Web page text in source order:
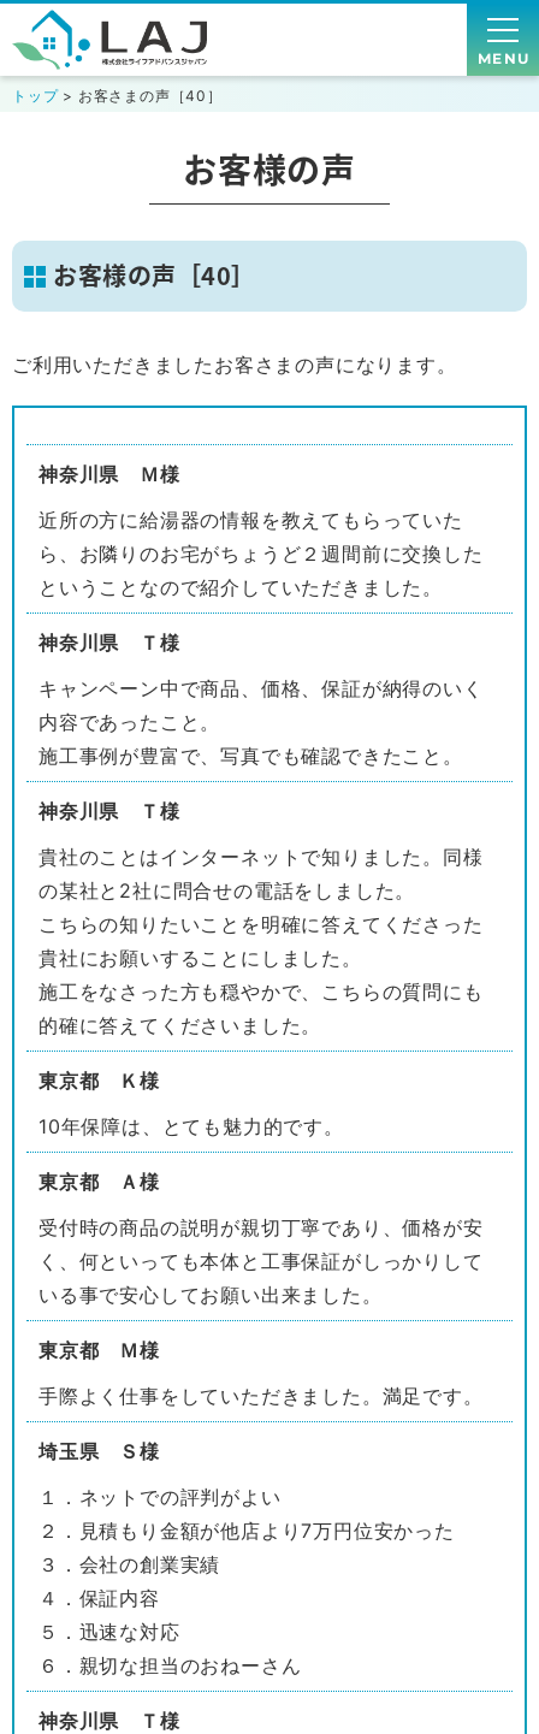
MENU
トップ> お客さまの声［40］
お客様の声
お客様の声［40］
ご利用いただきましたお客さまの声になります。
神奈川県 Ｍ様
近所の方に給湯器の情報を教えてもらっていた
ら、お隣りのお宅がちょうど２週間前に交換した
ということなので紹介していただきました。
神奈川県 Ｔ様
キャンペーン中で商品、価格、保証が納得のいく
内容であったこと。
施工事例が豊富で、写真でも確認できたこと。
神奈川県 Ｔ様
貴社のことはインターネットで知りました。同様
の某社と2社に問合せの電話をしました。
こちらの知りたいことを明確に答えてくださった
貴社にお願いすることにしました。
施工をなさった方も穏やかで、こちらの質問にも
的確に答えてくださいました。
東京都 Ｋ様
10年保障は、とても魅力的です。
東京都 Ａ様
受付時の商品の説明が親切丁寧であり、価格が安
く、何といっても本体と工事保証がしっかりして
いる事で安心してお願い出来ました。
東京都 Ｍ様
手際よく仕事をしていただきました。満足です。
埼玉県 Ｓ様
１．ネットでの評判がよい
２．見積もり金額が他店より7万円位安かった
３．会社の創業実績
４．保証内容
５．迅速な対応
６．親切な担当のおねーさん
神奈川県 Ｔ様